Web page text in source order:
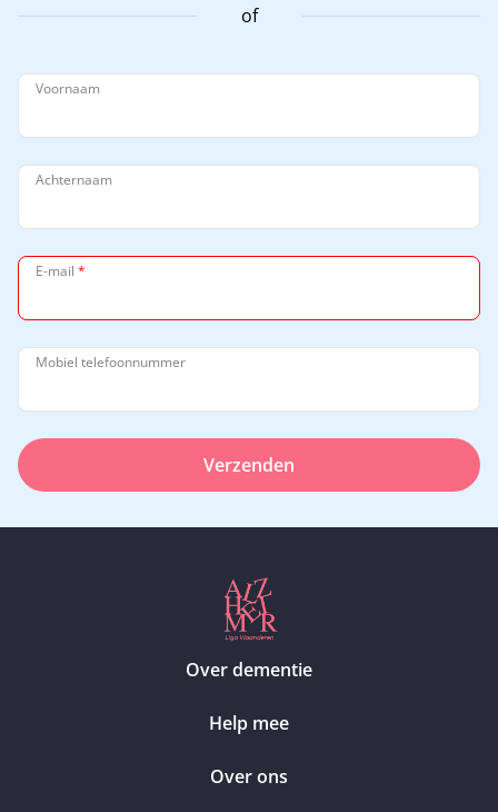
of
Voornaam
Achternaam
E-mail *
Mobiel telefoonnummer
Verzenden
Over dementie
Help mee
Over ons